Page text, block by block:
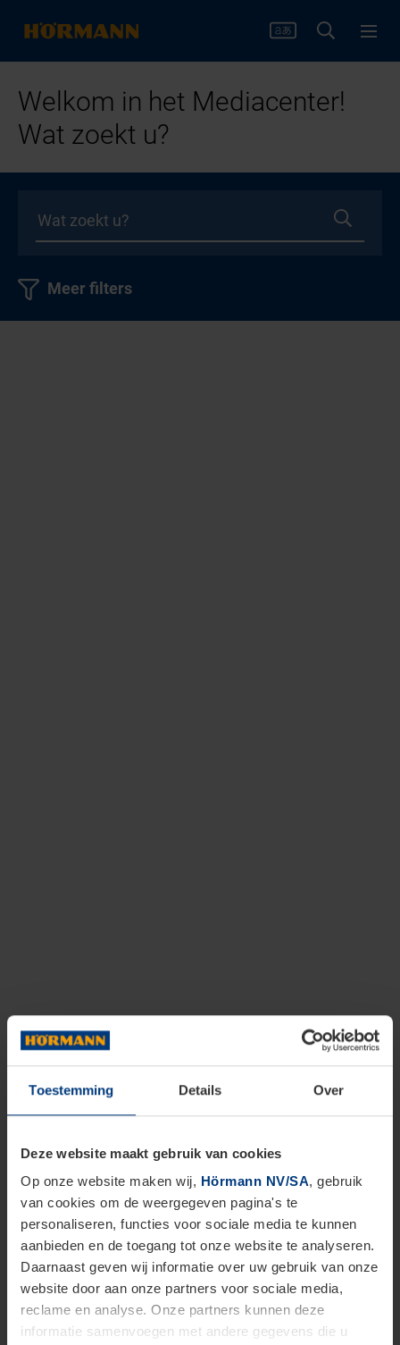
Toestemming Details Over
Deze website maakt gebruik van cookies
Op onze website maken wij, Hörmann NV/SA, gebruik
van cookies om de weergegeven pagina's te
personaliseren, functies voor sociale media te kunnen
aanbieden en de toegang tot onze website te analyseren.
Daarnaast geven wij informatie over uw gebruik van onze
website door aan onze partners voor sociale media,
reclame en analyse. Onze partners kunnen deze
informatie samenvoegen met andere gegevens die u
Welkom in het Mediacenter!
Wat zoekt u?
Meer filters